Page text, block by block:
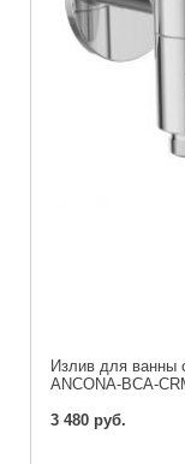
Излив для ванны
ANCONA-BCA-
3 480 руб.